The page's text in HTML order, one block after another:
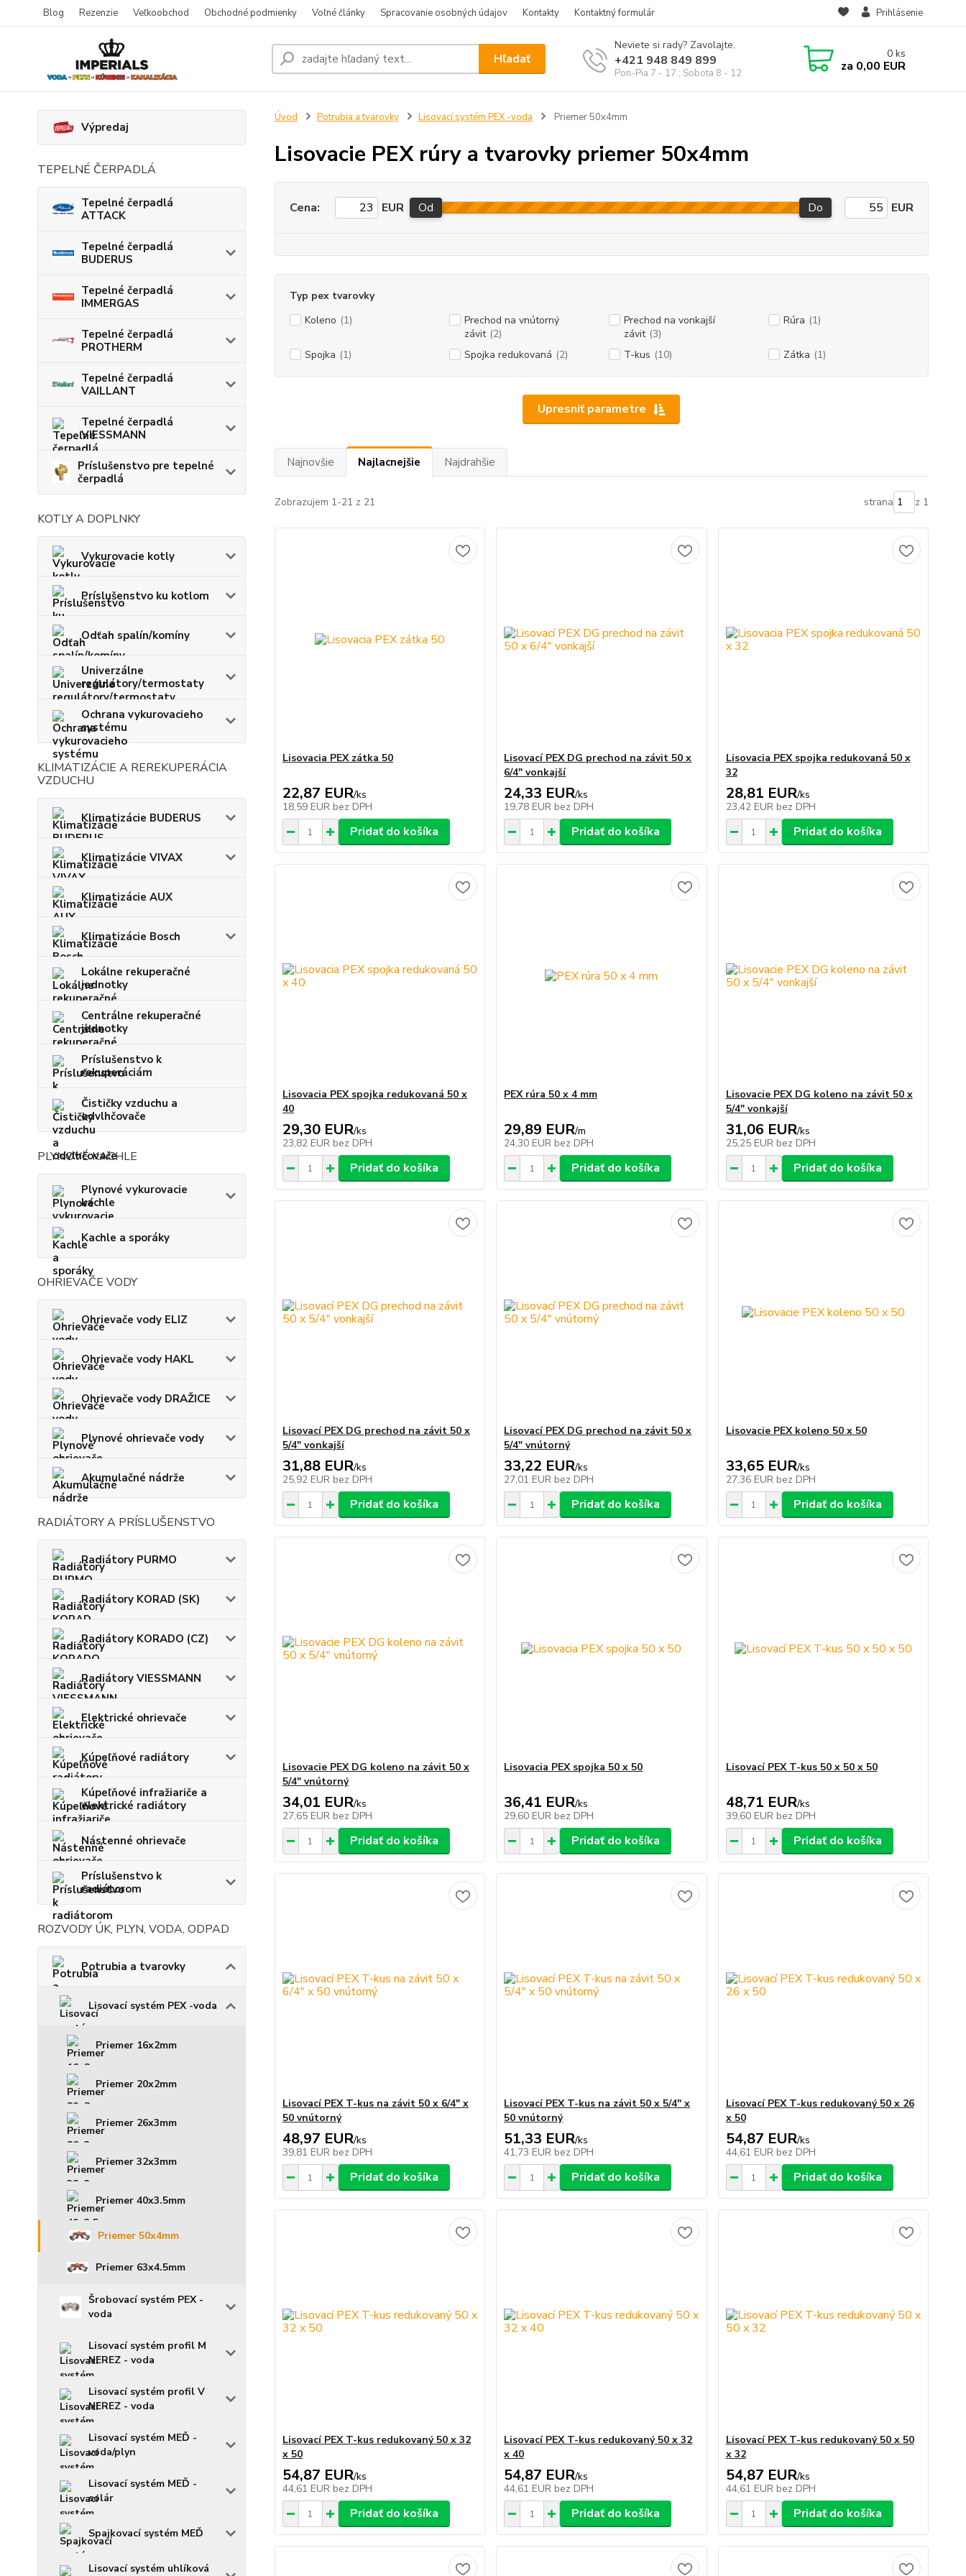
Blog Rezenzie Veľkoobchod Obchodné podmienky Voľné články Spracovanie osobných údajov Kontakty Kontaktný formulár Prihlásenie
Hľadať
Neviete si rady? Zavolajte.
+421 948 849 899
Pon-Pia 7 - 17 ; Sobota 8 - 12
0 ks
za 0,00 EUR
Výpredaj
TEPELNÉ ČERPADLÁ
Tepelné čerpadlá
ATTACK
Tepelné čerpadlá
BUDERUS
Tepelné čerpadlá
IMMERGAS
Tepelné čerpadlá
PROTHERM
Tepelné čerpadlá
VAILLANT
Tepelné čerpadlá
VIESSMANN
Príslušenstvo pre tepelné
čerpadlá
KOTLY A DOPLNKY
Vykurovacie kotly
Príslušenstvo ku kotlom
Odťah spalín/komíny
Univerzálne
regulátory/termostaty
Ochrana vykurovacieho
systému
KLIMATIZÁCIE A REREKUPERÁCIA
VZDUCHU
Klimatizácie BUDERUS
Klimatizácie VIVAX
Klimatizácie AUX
Klimatizácie Bosch
Lokálne rekuperačné
jednotky
Centrálne rekuperačné
jednotky
Príslušenstvo k
rekuperáciám
Čističky vzduchu a
odvlhčovače
PLYNOVÉ KACHLE
Plynové vykurovacie
kachle
Kachle a sporáky
OHRIEVAČE VODY
Ohrievače vody ELIZ
Ohrievače vody HAKL
Ohrievače vody DRAŽICE
Plynové ohrievače vody
Akumulačné nádrže
RADIÁTORY A PRÍSLUŠENSTVO
Radiátory PURMO
Radiátory KORAD (SK)
Radiátory KORADO (CZ)
Radiátory VIESSMANN
Elektrické ohrievače
Kúpeľňové radiátory
Kúpeľňové infražiariče a
elektrické radiátory
Nástenné ohrievače
Príslušenstvo k
radiátorom
ROZVODY ÚK, PLYN, VODA, ODPAD
Potrubia a tvarovky
Lisovací systém PEX -voda
Priemer 16x2mm
Priemer 20x2mm
Priemer 26x3mm
Priemer 32x3mm
Priemer 40x3.5mm
Priemer 50x4mm
Priemer 63x4.5mm
Šrobovací systém PEX -
voda
Lisovací systém profil M
NEREZ - voda
Lisovací systém profil V
NEREZ - voda
Lisovací systém MEĎ -
voda/plyn
Lisovací systém MEĎ -
solár
Spajkovací systém MEĎ
Lisovací systém uhlíková
Úvod Potrubia a tvarovky Lisovací systém PEX -voda Priemer 50x4mm
Lisovacie PEX rúry a tvarovky priemer 50x4mm
Upresniť parametre
Cena: EUR Od Do EUR
Typ pex tvarovky
Koleno (1)
Prechod na vnútorný
závit (2)
Prechod na vonkajší
závit (3)
Rúra (1)
Spojka (1) Spojka redukovaná (2) T-kus (10) Zátka (1)
Najnovšie Najlacnejšie Najdrahšie
Zobrazujem 1-21 z 21 strana z 1
Lisovacia PEX zátka 50
22,87 EUR/ks
18,59 EUR bez DPH
Pridať do košíka
Lisovací PEX DG prechod na závit 50 x
6/4" vonkajší
24,33 EUR/ks
19,78 EUR bez DPH
Pridať do košíka
Lisovacia PEX spojka redukovaná 50 x
32
28,81 EUR/ks
23,42 EUR bez DPH
Pridať do košíka
Lisovacia PEX spojka redukovaná 50 x
40
29,30 EUR/ks
23,82 EUR bez DPH
Pridať do košíka
PEX rúra 50 x 4 mm
29,89 EUR/m
24,30 EUR bez DPH
Pridať do košíka
Lisovacie PEX DG koleno na závit 50 x
5/4" vonkajší
31,06 EUR/ks
25,25 EUR bez DPH
Pridať do košíka
Lisovací PEX DG prechod na závit 50 x
5/4" vonkajší
31,88 EUR/ks
25,92 EUR bez DPH
Pridať do košíka
Lisovací PEX DG prechod na závit 50 x
5/4" vnútorný
33,22 EUR/ks
27,01 EUR bez DPH
Pridať do košíka
Lisovacie PEX koleno 50 x 50
33,65 EUR/ks
27,36 EUR bez DPH
Pridať do košíka
Lisovacie PEX DG koleno na závit 50 x
5/4" vnútorný
34,01 EUR/ks
27,65 EUR bez DPH
Pridať do košíka
Lisovacia PEX spojka 50 x 50
36,41 EUR/ks
29,60 EUR bez DPH
Pridať do košíka
Lisovací PEX T-kus 50 x 50 x 50
48,71 EUR/ks
39,60 EUR bez DPH
Pridať do košíka
Lisovací PEX T-kus na závit 50 x 6/4" x
50 vnútorný
48,97 EUR/ks
39,81 EUR bez DPH
Pridať do košíka
Lisovací PEX T-kus na závit 50 x 5/4" x
50 vnútorný
51,33 EUR/ks
41,73 EUR bez DPH
Pridať do košíka
Lisovací PEX T-kus redukovaný 50 x 26
x 50
54,87 EUR/ks
44,61 EUR bez DPH
Pridať do košíka
Lisovací PEX T-kus redukovaný 50 x 32
x 50
54,87 EUR/ks
44,61 EUR bez DPH
Pridať do košíka
Lisovací PEX T-kus redukovaný 50 x 32
x 40
54,87 EUR/ks
44,61 EUR bez DPH
Pridať do košíka
Lisovací PEX T-kus redukovaný 50 x 50
x 32
54,87 EUR/ks
44,61 EUR bez DPH
Pridať do košíka